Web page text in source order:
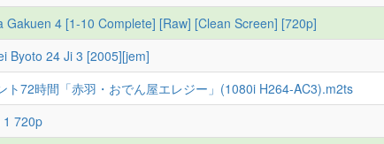
Gakuen 4 [1-10 Complete] [Raw] [Clean Screen] [720p]
Byoto 24 Ji 3 [2005][jem]
ト72時間「赤羽・おでん屋エレジー」(1080i H264-AC3).m2ts
1 720p